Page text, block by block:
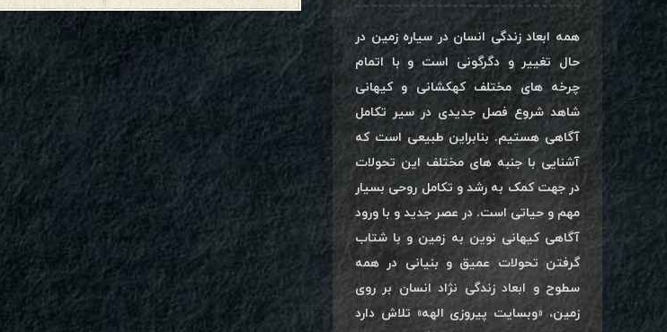
همه ابعاد زندگی انسان در سیاره زمین در
حال تغییر و دگرگونی است و با اتمام
چرخه های مختلف کهکشانی و کیهانی
شاهد شروع فصل جدیدی در سیر تکامل
آگاهی هستیم. بنابراین طبیعی است که
آشنایی با جنبه های مختلف این تحولات
در جهت کمک به رشد و تکامل روحی بسیار
مهم و حیاتی است. در عصر جدید و با ورود
آگاهی کیهانی نوین به زمین و با شتاب
گرفتن تحولات عمیق و بنیانی در همه
سطوح و ابعاد زندگی نژاد انسان بر روی
زمین، «وبسایت پیروزی الهه» تلاش دارد